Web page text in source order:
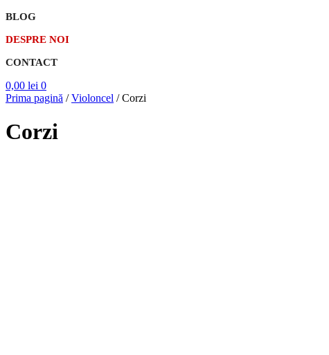
BLOG
DESPRE NOI
CONTACT
0,00 lei 0
Prima pagină /Violoncel /Corzi
Corzi